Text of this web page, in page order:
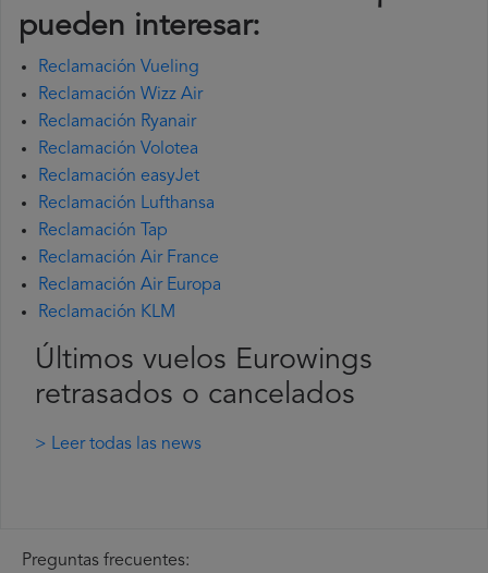
pueden interesar:
Reclamación Vueling
Reclamación Wizz Air
Reclamación Ryanair
Reclamación Volotea
Reclamación easyJet
Reclamación Lufthansa
Reclamación Tap
Reclamación Air France
Reclamación Air Europa
Reclamación KLM
Últimos vuelos Eurowings
retrasados o cancelados
> Leer todas las news
Preguntas frecuentes: